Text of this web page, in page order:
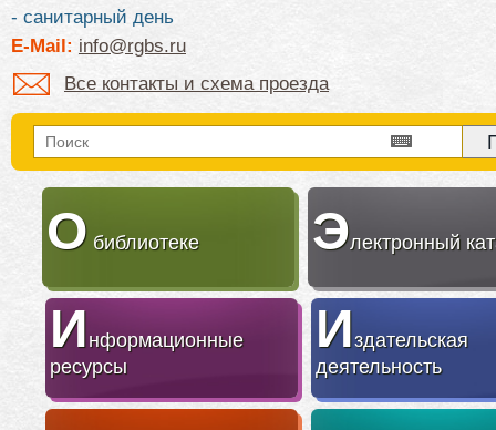
- санитарный день
E-Mail: info@rgbs.ru
Все контакты и схема проезда
О библиотеке Электронный
Информационные
ресурсы
Издательская
деятельность